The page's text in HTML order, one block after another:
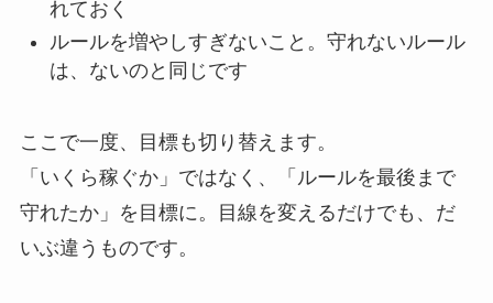
れておく
ルールを増やしすぎないこと。 守れないルール
は、ないのと同じです
ここで一度、目標も切り替えます。
「いくら稼ぐか」ではなく、「ルールを最後まで
守れたか」を目標に。
目線を変えるだけでも、だ
いぶ違うものです。